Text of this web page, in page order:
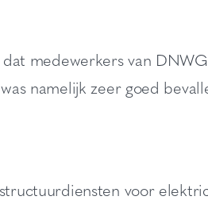
medewerkers van
namelijk zeer goed
voor